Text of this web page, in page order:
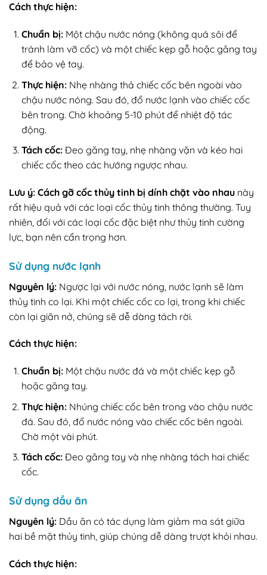
Cách thực hiện:
Chuẩn bị:Một chậu nước nóng (không quá sôi để
tránh làm vỡ cốc) và một chiếc kẹp gỗ hoặc găng tay
để bảo vệ tay.
Thực hiện:Nhẹ nhàng thả chiếc cốc bên ngoài vào
chậu nước nóng. Sau đó, đổ nước lạnh vào chiếc cốc
bên trong. Chờ khoảng 5-10 phút để nhiệt độ tác
động.
Tách cốc:Đeo găng tay, nhẹ nhàng vặn và kéo hai
chiếc cốc theo các hướng ngược nhau.
Lưu ý: Cách gỡ cốc thủy tinh bị dính chặt vào nhau này
rất hiệu quả với các loại cốc thủy tinh thông thường. Tuy
nhiên, đối với các loại cốc đặc biệt như thủy tinh cường
lực, bạn nên cẩn trọng hơn.
Sử dụng nước lạnh
Nguyên lý: Ngược lại với nước nóng, nước lạnh sẽ làm
thủy tinh co lại. Khi một chiếc cốc co lại, trong khi chiếc
còn lại giãn nở, chúng sẽ dễ dàng tách rời.
Cách thực hiện:
Chuẩn bị:Một chậu nước đá và một chiếc kẹp gỗ
hoặc găng tay.
Thực hiện:Nhúng chiếc cốc bên trong vào chậu nước
đá. Sau đó, đổ nước nóng vào chiếc cốc bên ngoài.
Chờ một vài phút.
Tách cốc:Đeo găng tay và nhẹ nhàng tách hai chiếc
cốc.
Sử dụng dầu ăn
Nguyên lý: Dầu ăn có tác dụng làm giảm ma sát giữa
hai bề mặt thủy tinh, giúp chúng dễ dàng trượt khỏi nhau.
Cách thực hiện: